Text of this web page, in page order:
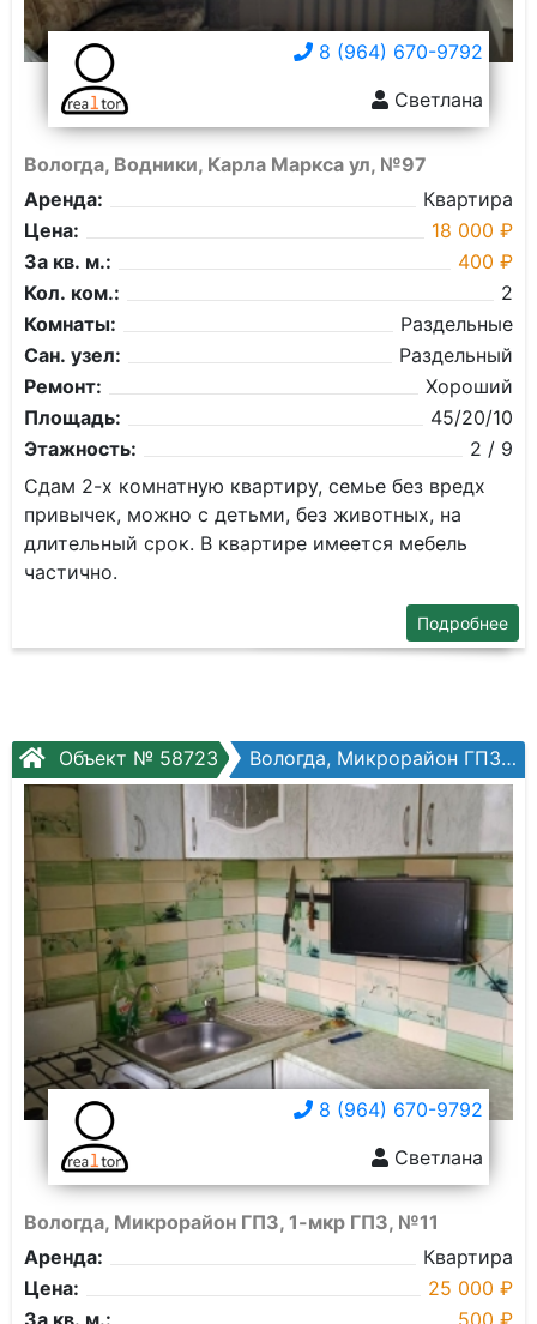
8 (964) 670-9792
Светлана
Вологда, Водники, Карла Маркса ул, №97
Аренда:
Квартира
Цена:
18 000 ₽
За кв. м.:
400 ₽
Кол. ком.:
2
Комнаты:
Раздельные
Сан. узел:
Раздельный
Ремонт:
Хороший
Площадь:
45/20/10
Этажность:
2 / 9
Сдам 2-х комнатную квартиру, семье без вредх
привычек, можно с детьми, без животных, на
длительный срок. В квартире имеется мебель
частично.
Подробнее
Объект № 58723 Вологда, Микрорайон ГПЗ, 1-мкр ГПЗ, №11
8 (964) 670-9792
Светлана
Вологда, Микрорайон ГПЗ, 1-мкр ГПЗ, №11
Аренда:
Квартира
Цена:
25 000 ₽
За кв. м.:
500 ₽